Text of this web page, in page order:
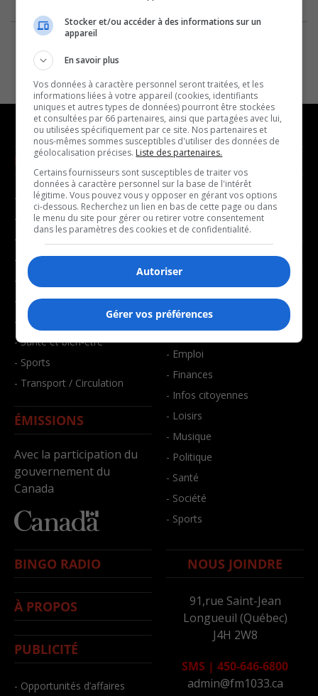
NOUVELLES
- Affaires municipales
- Communauté / Social
- Culture
- Économie
- Éducation
- Environnement
- Faits divers
- Santé et bien-être
- Sports
- Transport / Circulation
ÉMISSIONS
Avec la participation du
gouvernement du
Canada
MUSIQUE
- Décompte franco
- Joué récemment
BALADOS
- Art de vivre
- Bien-être
- Emploi
- Finances
- Infos citoyennes
- Loisirs
- Musique
- Politique
- Santé
- Société
- Sports
BINGO RADIO
À PROPOS
PUBLICITÉ
- Opportunités d’affaires
NOUS JOINDRE
91,rue Saint-Jean
Longueuil (Québec)
J4H 2W8
SMS | 450-646-6800
admin@fm1033.ca
Stocker et/ou accéder à des informations sur un
appareil
En savoir plus
Vos données à caractère personnel seront traitées, et les
informations liées à votre appareil (cookies, identifiants
uniques et autres types de données) pourront être stockées
et consultées par 66 partenaires, ainsi que partagées avec lui,
ou utilisées spécifiquement par ce site. Nos partenaires et
nous-mêmes sommes susceptibles d'utiliser des données de
géolocalisation précises. Liste des partenaires.
Certains fournisseurs sont susceptibles de traiter vos
données à caractère personnel sur la base de l'intérêt
légitime. Vous pouvez vous y opposer en gérant vos options
ci-dessous. Recherchez un lien en bas de cette page ou dans
le menu du site pour gérer ou retirer votre consentement
dans les paramètres des cookies et de confidentialité.
Autoriser
Gérer vos préférences